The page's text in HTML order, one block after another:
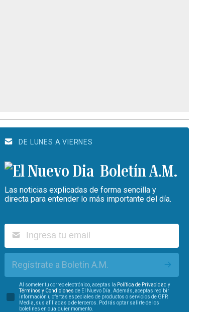
DE LUNES A VIERNES
Boletín A.M.
Las noticias explicadas de forma sencilla y
directa para entender lo más importante del día.
Regístrate a Boletín A.M.
Al someter tu correo electrónico, aceptas la Política de Privacidad y
Términos y Condiciones de El Nuevo Día. Además, aceptas recibir
información u ofertas especiales de productos o servicios de GFR
Media, sus afiliadas o de terceros. Podrás optar salirte de los
boletines en cualquier momento.